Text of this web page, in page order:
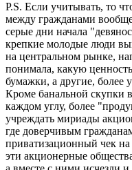
P.S. Если учитывать, то
между гражданами
серые дни начала
крепкие молодые люди
на центральном рынке,
понимала, какую
бумажки, а другие, более
Кроме банальной скупки
каждом углу, более
учреждать мириады
где доверчивым
приватизационный чек
эти акционерные